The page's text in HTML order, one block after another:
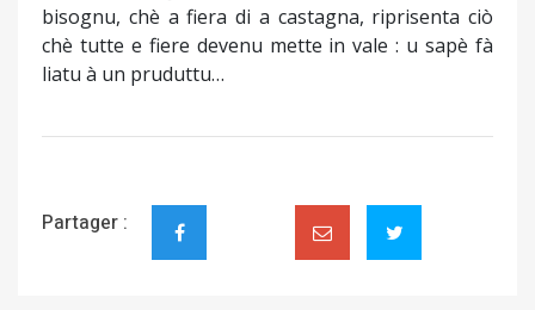
bisognu, chè a fiera di a castagna, riprisenta ciò
chè tutte e fiere devenu mette in vale : u sapè fà
liatu à un pruduttu…
Partager :